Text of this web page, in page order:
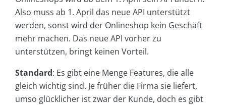
Also muss ab 1. April das neue API unterstützt
werden, sonst wird der Onlineshop kein Geschäft
mehr machen. Das neue API vorher zu
unterstützen, bringt keinen Vorteil.
Standard: Es gibt eine Menge Features, die alle
gleich wichtig sind. Je früher die Firma sie liefert,
umso glücklicher ist zwar der Kunde, doch es gibt